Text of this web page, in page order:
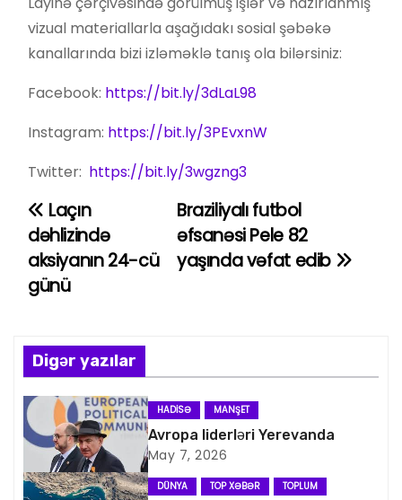
vizual materiallarla aşağıdakı sosial şəbəkə
kanallarında bizi izləməklə tanış ola bilərsiniz:
Facebook: https://bit.ly/3dLaL98
Instagram: https://bit.ly/3PEvxnW
Twitter: https://bit.ly/3wgzng3
Y
a
z
n
a
v
i
Braziliyalı futbol
əfsanəsi Pele 82
yaşında vəfat edib
Laçın
dəhlizində
aksiyanın 24-cü
günü
Digər yazılar
HADISƏ MANŞET
Avropa liderləri Yerevanda
May 7, 2026
DÜNYA TOP XƏBƏR TOPLUM